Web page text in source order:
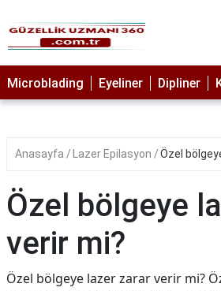
MAKYAJ
MİCROBLADİNG
LAZER
PROTEZ
PEELİNG
ERKEK
Microblading Eyeliner Dipliner
Anasayfa Lazer Epilasyon Özel
Özel bölgeye
verir mi?
Özel bölgeye lazer zarar verir mi?